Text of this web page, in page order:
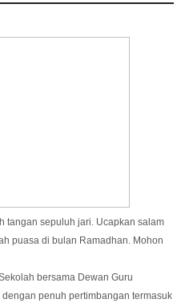
tangan sepuluh jari. Ucapkan salam
puasa di bulan Ramadhan. Mohon
bersama Dewan Guru
penuh pertimbangan termasuk